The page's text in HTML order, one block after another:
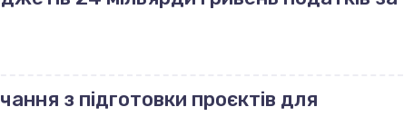
з підготовки проєктів для